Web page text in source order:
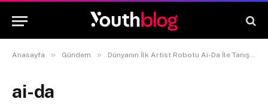
Anasayfa » Gündem » Dünyanın İlk Artist Robotu Ai-Da İle Tanışın
ai-da